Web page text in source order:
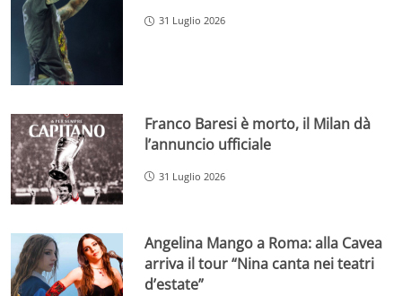
31 Luglio 2026
Franco Baresi è morto, il Milan dà
l’annuncio ufficiale
31 Luglio 2026
Angelina Mango a Roma: alla Cavea
arriva il tour “Nina canta nei teatri
d’estate”